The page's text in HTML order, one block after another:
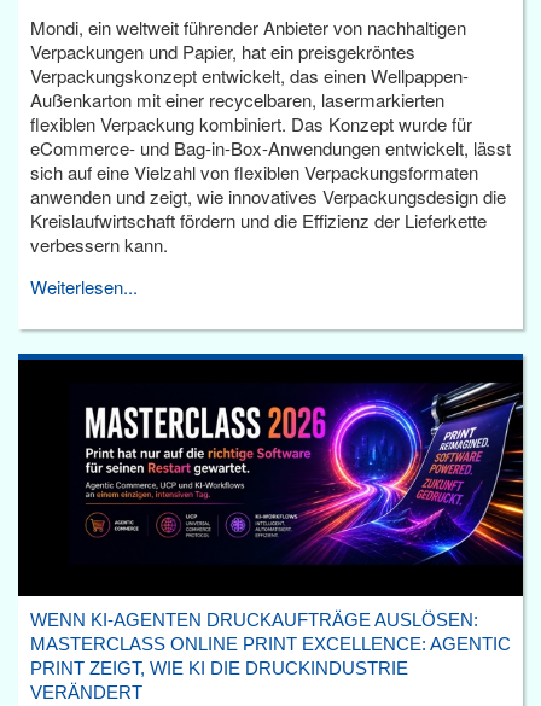
Mondi, ein weltweit führender Anbieter von nachhaltigen
Verpackungen und Papier, hat ein preisgekröntes
Verpackungskonzept entwickelt, das einen Wellpappen-
Außenkarton mit einer recycelbaren, lasermarkierten
flexiblen Verpackung kombiniert. Das Konzept wurde für
eCommerce- und Bag-in-Box-Anwendungen entwickelt, lässt
sich auf eine Vielzahl von flexiblen Verpackungsformaten
anwenden und zeigt, wie innovatives Verpackungsdesign die
Kreislaufwirtschaft fördern und die Effizienz der Lieferkette
verbessern kann.
Weiterlesen...
WENN KI-AGENTEN DRUCKAUFTRÄGE AUSLÖSEN:
MASTERCLASS ONLINE PRINT EXCELLENCE: AGENTIC
PRINT ZEIGT, WIE KI DIE DRUCKINDUSTRIE
VERÄNDERT